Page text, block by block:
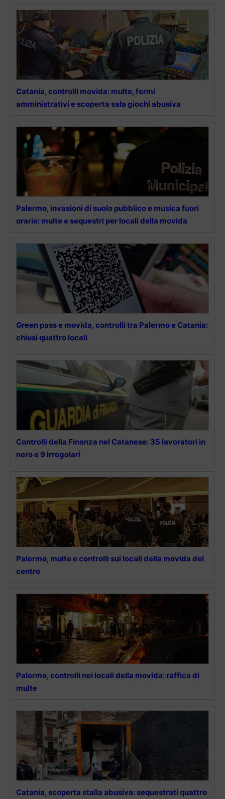
Catania, controlli movida: multe, fermi
amministrativi e scoperta sala giochi abusiva
Palermo, invasioni di suolo pubblico e musica fuori
orario: multe e sequestri per locali della movida
Green pass e movida, controlli tra Palermo e Catania:
chiusi quattro locali
Controlli della Finanza nel Catanese: 35 lavoratori in
nero e 9 irregolari
Palermo, multe e controlli sui locali della movida del
centro
Palermo, controlli nei locali della movida: raffica di
multe
Catania, scoperta stalla abusiva: sequestrati quattro